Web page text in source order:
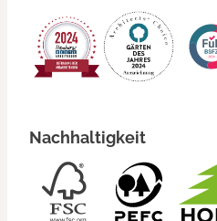
Nachhaltigkeit